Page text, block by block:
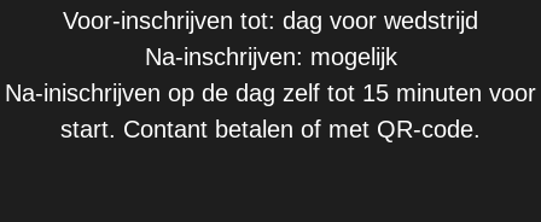
Voor-inschrijven tot: dag voor wedstrijd
Na-inschrijven: mogelijk
Na-inischrijven op de dag zelf tot 15 minuten voor
start. Contant betalen of met QR-code.